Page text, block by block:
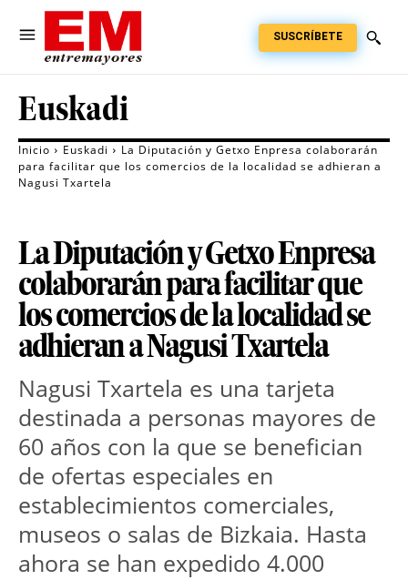
SUSCRÍBETE
Euskadi
Inicio Euskadi
La Diputación y Getxo Enpresa colaborarán
para facilitar que los comercios de la localidad se adhieran a
Nagusi Txartela
La Diputación y Getxo Enpresa
colaborarán para facilitar que
los comercios de la localidad se
adhieran a Nagusi Txartela
Nagusi Txartela es una tarjeta
destinada a personas mayores de
60 años con la que se benefician
de ofertas especiales en
establecimientos comerciales,
museos o salas de Bizkaia. Hasta
ahora se han expedido 4.000